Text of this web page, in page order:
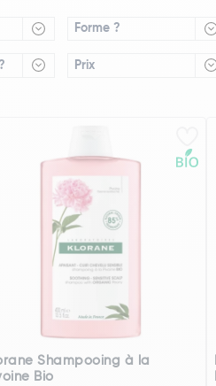
Forme ?
Prix
Shampooing à la
Bio